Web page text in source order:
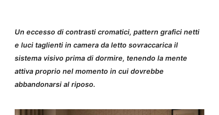
Un eccesso di contrasti cromatici, pattern grafici netti
e luci taglienti in camera da letto sovraccarica il
sistema visivo prima di dormire, tenendo la mente
attiva proprio nel momento in cui dovrebbe
abbandonarsi al riposo.